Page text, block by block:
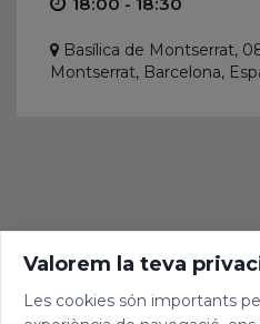
Basílica de Montserrat,
Montserrat, Barcelona,
Valorem la teva
Les cookies són importants